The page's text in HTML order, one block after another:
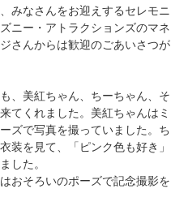
みなさんをお迎えするセレモニ
ニー・アトラクションズのマネ
さんからは歓迎のごあいさつが
、美紅ちゃん、ちーちゃん、そ
てくれました。美紅ちゃんはミ
ズで写真を撮っていました。ち
装を見て、「ピンク色も好き」
した。
おそろいのポーズで記念撮影を